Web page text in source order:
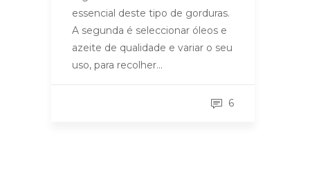
essencial deste tipo de gorduras.
A segunda é seleccionar óleos e
azeite de qualidade e variar o seu
uso, para recolher…
6